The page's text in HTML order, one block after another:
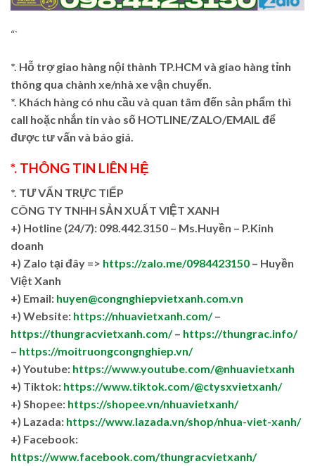
“`
*. Hỗ trợ giao hàng nội thành TP.HCM và giao hàng tỉnh
thông qua chành xe/nhà xe vận chuyển.
*. Khách hàng có nhu cầu và quan tâm đến sản phẩm thì
call hoặc nhắn tin vào số HOTLINE/ZALO/EMAIL để
được tư vấn và báo giá.
*. THÔNG TIN LIÊN HỆ
*. TƯ VẤN TRỰC TIẾP
CÔNG TY TNHH SẢN XUẤT VIỆT XANH
+) Hotline (24/7): 098.442.3150 – Ms.Huyền – P.Kinh
doanh
+) Zalo tại đây => https://zalo.me/0984423150 – Huyền
Việt Xanh
+) Email: huyen@congnghiepvietxanh.com.vn
+) Website: https://nhuavietxanh.com/–
https://thungracvietxanh.com/– https://thungrac.info/
– https://moitruongcongnghiep.vn/
+) Youtube: https://www.youtube.com/@nhuavietxanh
+) Tiktok: https://www.tiktok.com/@ctysxvietxanh/
+) Shopee: https://shopee.vn/nhuavietxanh/
+) Lazada: https://www.lazada.vn/shop/nhua-viet-xanh/
+) Facebook:
https://www.facebook.com/thungracvietxanh/